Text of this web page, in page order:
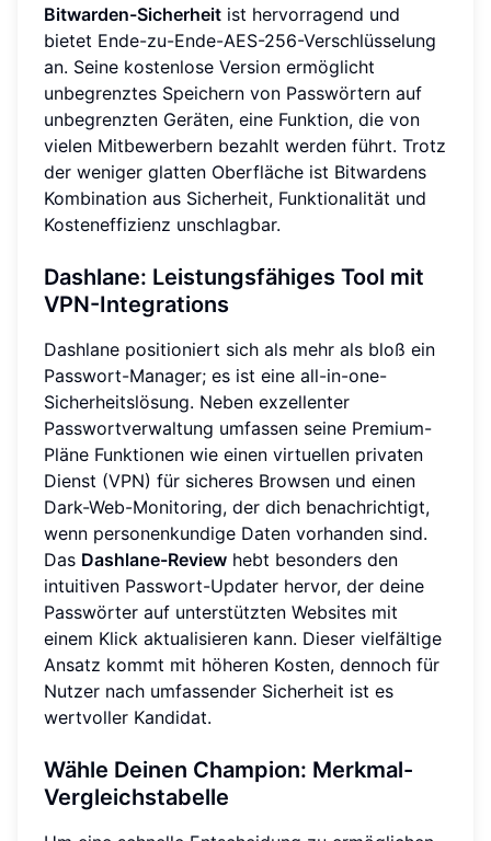
Bitwarden-Sicherheit ist hervorragend und
bietet Ende-zu-Ende-AES-256-Verschlüsselung
an. Seine kostenlose Version ermöglicht
unbegrenztes Speichern von Passwörtern auf
unbegrenzten Geräten, eine Funktion, die von
vielen Mitbewerbern bezahlt werden führt. Trotz
der weniger glatten Oberfläche ist Bitwardens
Kombination aus Sicherheit, Funktionalität und
Kosteneffizienz unschlagbar.
Dashlane: Leistungsfähiges Tool mit
VPN-Integrations
Dashlane positioniert sich als mehr als bloß ein
Passwort-Manager; es ist eine all-in-one-
Sicherheitslösung. Neben exzellenter
Passwortverwaltung umfassen seine Premium-
Pläne Funktionen wie einen virtuellen privaten
Dienst (VPN) für sicheres Browsen und einen
Dark-Web-Monitoring, der dich benachrichtigt,
wenn personenkundige Daten vorhanden sind.
Das Dashlane-Review hebt besonders den
intuitiven Passwort-Updater hervor, der deine
Passwörter auf unterstützten Websites mit
einem Klick aktualisieren kann. Dieser vielfältige
Ansatz kommt mit höheren Kosten, dennoch für
Nutzer nach umfassender Sicherheit ist es
wertvoller Kandidat.
Wähle Deinen Champion: Merkmal-
Vergleichstabelle